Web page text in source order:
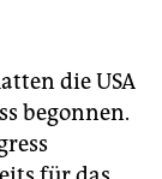
die USA
begonnen.